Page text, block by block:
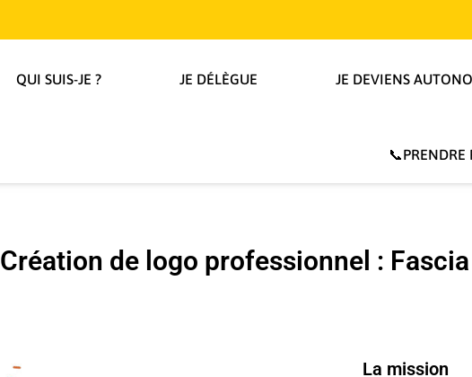
QUI SUIS-JE ? JE DÉLÈGUE JE DEVIENS
📞PRENDRE
Création de logo professionnel :
La mission